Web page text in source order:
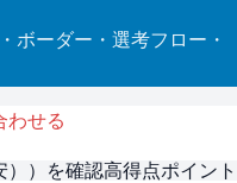
ボーダー・選考フロー・
わせる
）を確認高得点ポイント